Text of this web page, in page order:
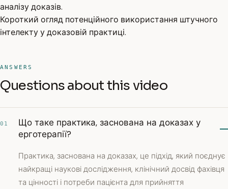
аналізу доказів.
Короткий огляд потенційного використання штучного
інтелекту у доказовій практиці.
ANSWERS
Questions about this video
01
Що таке практика, заснована на доказах у
ерготерапії?
Практика, заснована на доказах, це підхід, який поєднує
найкращі наукові дослідження, клінічний досвід фахівця
та цінності і потреби пацієнта для прийняття